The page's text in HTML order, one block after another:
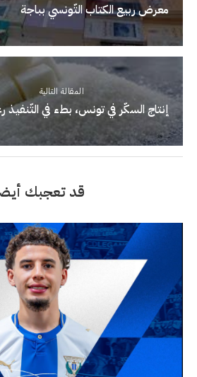
معرض ربيع الكتاب التّونسي بباجة
المقالة التالية
إنتاج السكّر في تونس، بطء في التّنفيذ
قد تعجبك